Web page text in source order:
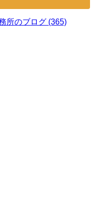
所のブログ (365)